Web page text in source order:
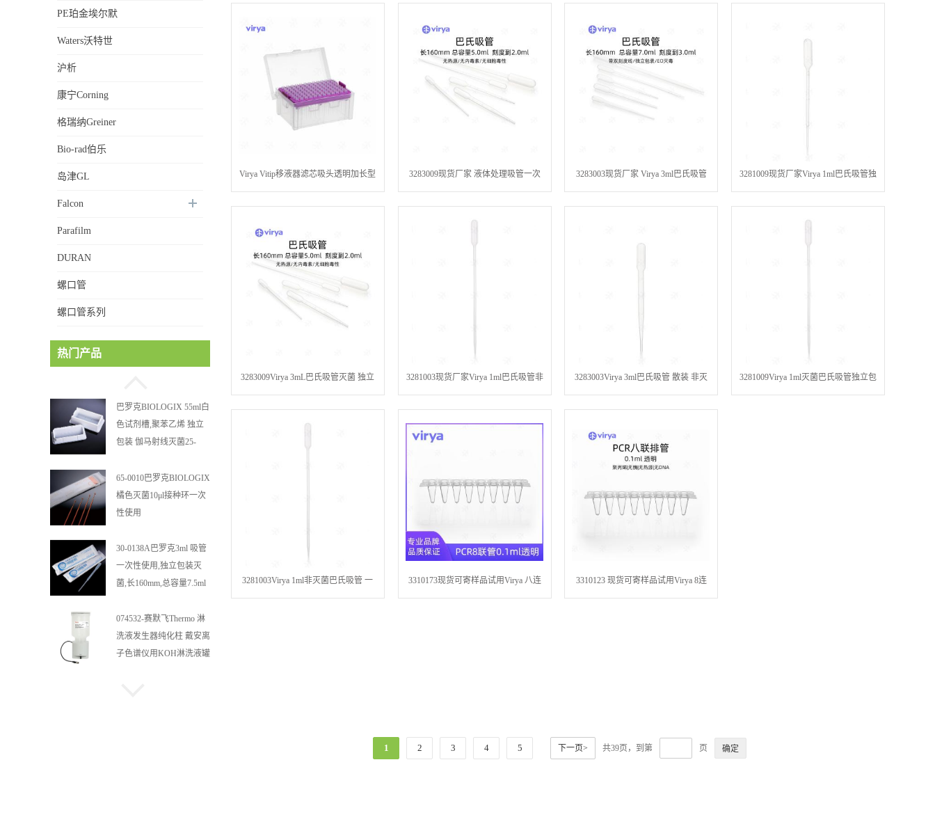
PE珀金埃尔默
Waters沃特世
沪析
康宁Corning
格瑞纳Greiner
Bio-rad伯乐
岛津GL
Falcon
Parafilm
DURAN
螺口管
螺口管系列
热门产品
巴罗克BIOLOGIX 55ml白
65-0010巴罗克BIOLOGIX
橘色灭菌10μl接种环一次
性使用
30-0138A巴罗克3ml 吸管
一次性使用,独立包装灭
菌,长160mm,总容量7.5ml
074532-赛默飞Thermo 淋
洗液发生器纯化柱 戴安离
子色谱仪用KOH淋洗液罐
052962/052963美国赛默飞
原戴安AG11-HC离子色谱
柱高容量柱
Virya Vitip移液器滤芯吸头透明加长型
枪头10μl / 20μl / 50μl / 100μl / 200μl
3283009现货厂家 液体处理吸管一次
性使用 Virya 3mL巴氏吸管灭菌 独立
3283003现货厂家 Virya 3ml巴氏吸管
非灭菌 散装 液体处理吸管 500支/盒
3281009现货厂家Virya 1ml巴氏吸管独
立包装灭菌 一次性实验耗材 液体处理
3283009Virya 3mL巴氏吸管灭菌 独立
包装 500 支/盒 一次性液体处理实验耗
3281003现货厂家Virya 1ml巴氏吸管非
灭菌 总容量6.2毫升 刻度到1毫升
3283003Virya 3ml巴氏吸管 散装 非灭
菌 500 支/盒 液体处理一次性实验耗材
3281009Virya 1ml灭菌巴氏吸管独立包
装 长160毫米 总容量6.2毫升 刻度到1
3281003Virya 1ml非灭菌巴氏吸管 一
次性使用液体处理耗材移液管
3310173现货可寄样品试用Virya 八连
管0.1mlPCR 8联排管白色 超薄管壁高
3310123 现货可寄样品试用Virya 8连
管 0.1mLPCR 8联排管 孔型平盖透明
1 2 3 4 5 下一页> 共39页，到第 页